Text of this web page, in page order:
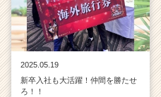
2025.05.19
新卒入社も大活躍！仲間を勝たせ
ろ！！